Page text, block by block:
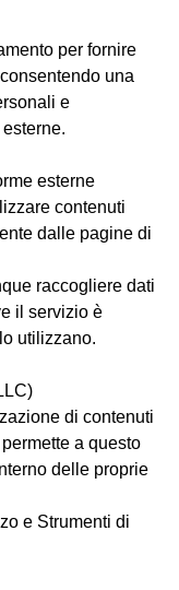
per fornire
una
e
esterne
contenuti
dalle pagine di
raccogliere dati
il servizio è
utilizzano.
di contenuti
a questo
delle proprie
e Strumenti di